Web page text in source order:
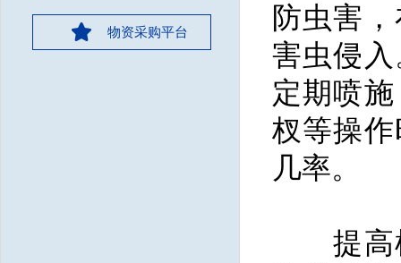
物资采购平台
防虫害
害虫侵
定期喷
杈等操
几率。
提高植